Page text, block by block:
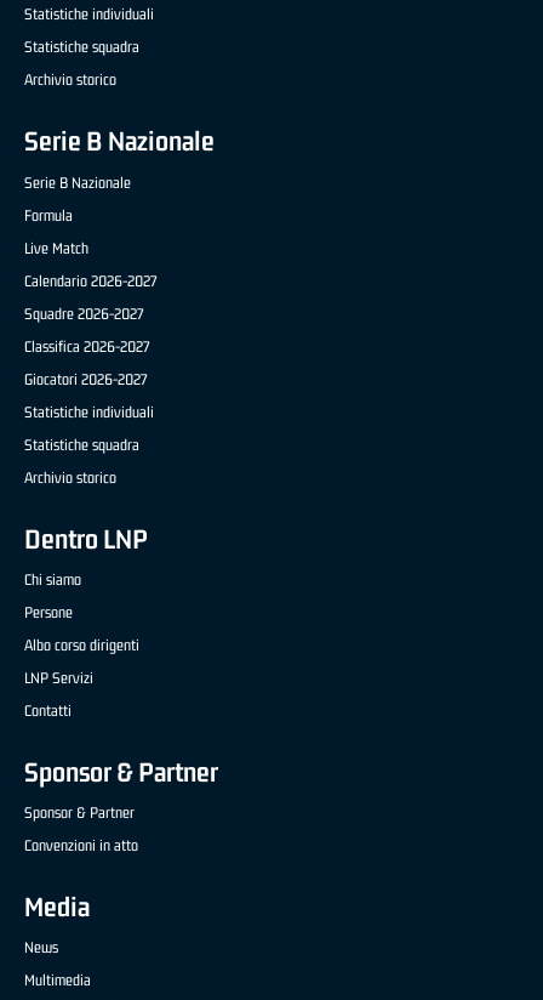
Statistiche individuali
Statistiche squadra
Archivio storico
Serie B Nazionale
Serie B Nazionale
Formula
Live Match
Calendario 2026-2027
Squadre 2026-2027
Classifica 2026-2027
Giocatori 2026-2027
Statistiche individuali
Statistiche squadra
Archivio storico
Dentro LNP
Chi siamo
Persone
Albo corso dirigenti
LNP Servizi
Contatti
Sponsor & Partner
Sponsor & Partner
Convenzioni in atto
Media
News
Multimedia